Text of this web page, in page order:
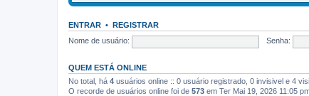
ENTRAR • REGISTRAR
Nome de usuário:
Senha:
QUEM ESTÁ ONLINE
No total, há 4 usuários online :: 0 usuário registrado, 0 invisivel e 4
O recorde de usuários online foi de 573 em Ter Mai 19, 2026 11:05